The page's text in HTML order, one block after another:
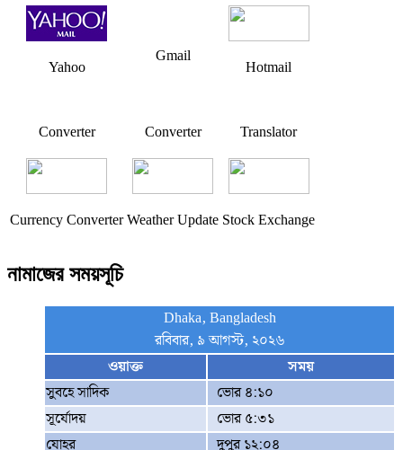
Yahoo
Gmail
Hotmail
Converter Converter Translator
Currency Converter Weather Update Stock Exchange
নামাজের সময়সূচি
Dhaka, Bangladesh
রবিবার, ৯ আগস্ট, ২০২৬
ওয়াক্ত
সময়
সুবহে সাদিক
ভোর ৪:১০
সূর্যোদয়
ভোর ৫:৩১
যোহর
দুপুর ১২:০৪